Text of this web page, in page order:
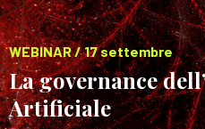
WEBINAR / 17 settembre
La governance
Artificiale